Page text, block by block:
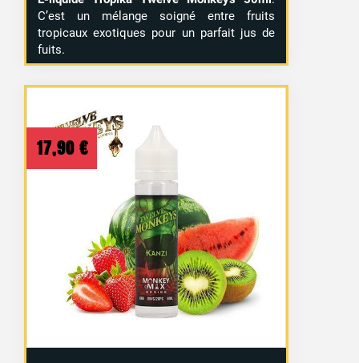
C’est un mélange soigné entre fruits
tropicaux exotiques pour un parfait jus de
fuits.
17,90 €